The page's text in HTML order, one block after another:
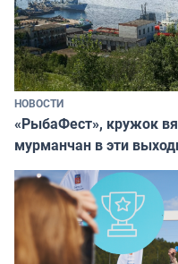
НОВОСТИ
«РыбаФест», кружок
мурманчан в эти